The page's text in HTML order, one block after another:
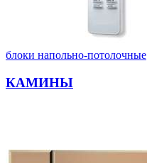
блоки напольно-потолочные
КАМИНЫ